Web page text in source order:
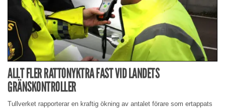
ALLT FLER RATTONYKTRA FAST VID LANDETS
GRÄNSKONTROLLER
Tullverket rapporterar en kraftig ökning av antalet förare som ertappats